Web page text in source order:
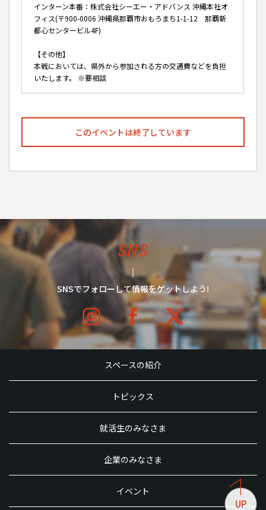
インターン本番：株式会社シーエー・アドバンス 沖縄本社オ
フィス(〒900-0006 沖縄県那覇市おもろまち1-1-12 那覇新
都心センタービル4F)
【その他】
本戦においては、県外から参加される方の交通費などを負担
いたします。 ※要相談
このイベントは終了しています
SNS
SNSでフォローして情報をゲットしよう!
スペースの紹介
トピックス
就活生のみなさま
企業のみなさま
イベント
UP